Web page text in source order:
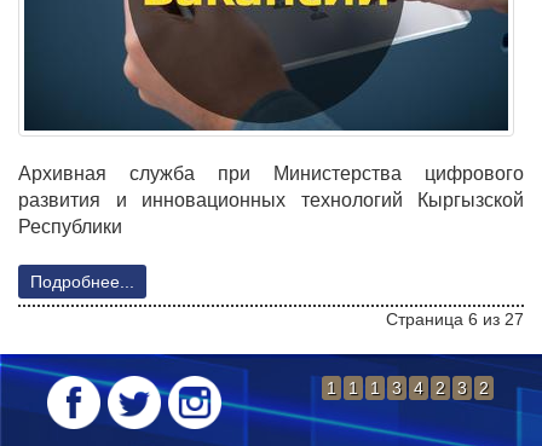
Архивная служба при Министерства цифрового
развития и инновационных технологий Кыргызской
Республики
Подробнее...
Страница 6 из 27
В начало Назад 3 4 5
7
8 9 10 Вперед В конец
1 1 1 3 4 2 3 2